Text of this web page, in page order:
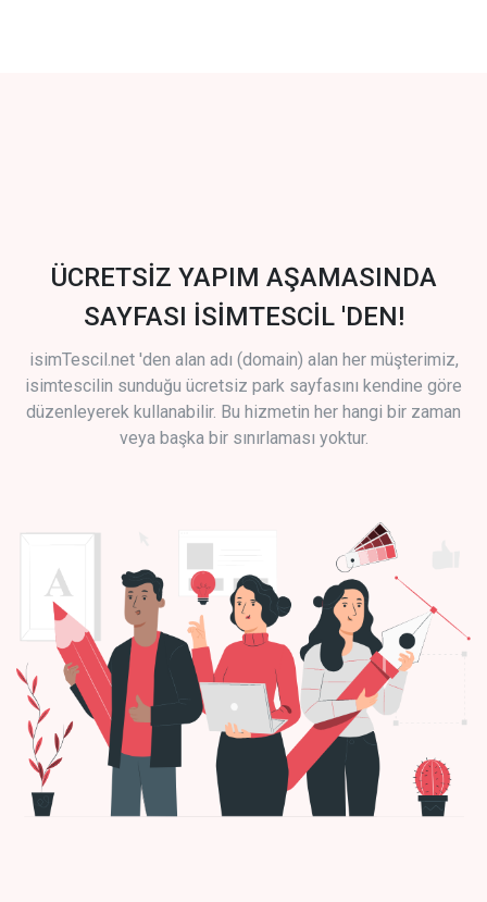
ÜCRETSİZ YAPIM AŞAMASINDA
SAYFASI İSİMTESCİL 'DEN!
isimTescil.net 'den alan adı (domain) alan her müşterimiz,
isimtescilin sunduğu ücretsiz park sayfasını kendine göre
düzenleyerek kullanabilir. Bu hizmetin her hangi bir zaman
veya başka bir sınırlaması yoktur.